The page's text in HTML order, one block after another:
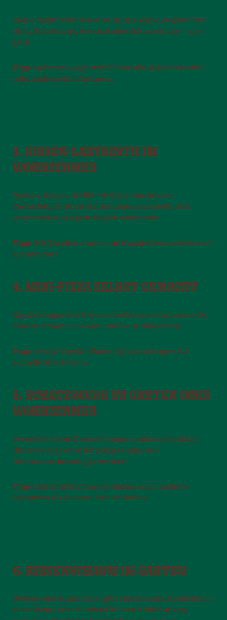
Kleine Eiskünstler lieben es, ihr Eis selbst zu gestalten:
Obst, Keksstücke, Streusel oder Schokostücke – alles
geht!
Tipp: Gefrorene Joghurtbällchen oder Wassereis sind
tolle, zuckerarme Varianten.
3. KISSEN-LABYRINTH IM
WOHNZIMMER
Decken, Kissen, Stühle – fertig ist das Indoor-
Kletterlabyrinth! Die Kinder können krabbeln, sich
verstecken und eigene Regeln ausdenken.
Tipp: Mit Taschenlampen und Kuscheltieren wird’s noch
spannender!
4. MINI-PIZZA SELBST GEMACHT
Kinder können ihre Pizza selbst belegen: Tomatensoße,
Käse und dann nach Lust und Laune dekorieren.
Tipp: Fertige Tortilla-Fladen eignen sich super für
schnelle Mini-Pizzen.
5. SCHATZSUCHE IM GARTEN ODER
WOHNZIMMER
Verstecke kleine Überraschungen und male einfache
Hinweise oder denk dir witzige Reime aus.
Abenteuerstimmung garantiert!
Tipp: Bunte Luftballons als Markierung machen’s
besonders für kleinere Kids einfacher.
6. RIESENSCHAUM IM GARTEN
Wasser plus Spülmittel ergibt eine Schaum-Explosion! In
einer Wanne oder Schüssel können Kinder mixen,